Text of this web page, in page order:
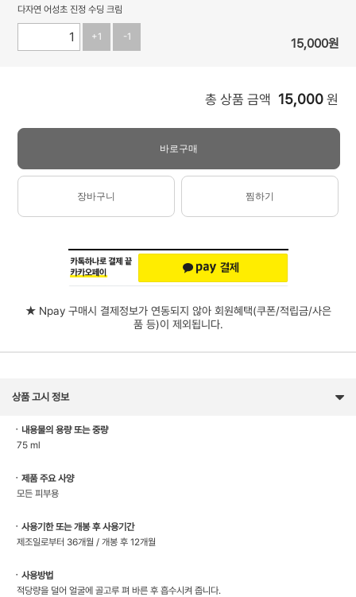
다자연 어성초 진정 수딩 크림
+1 -1 15,000원
총 상품 금액 15,000 원
바로구매
장바구니 찜하기
★ Npay 구매시 결제정보가 연동되지 않아 회원혜택(쿠폰/적립금/사은
품 등)이 제외됩니다.
상품 고시 정보
ㆍ내용물의 용량 또는 중량
75 ml
ㆍ제품 주요 사양
모든 피부용
ㆍ사용기한 또는 개봉 후 사용기간
제조일로부터 36개월 / 개봉 후 12개월
ㆍ사용방법
적당량을 덜어 얼굴에 골고루 펴 바른 후 흡수시켜 줍니다.